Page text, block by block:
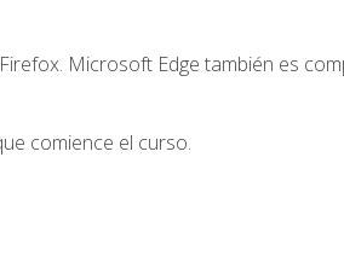
Microsoft Edge también es
comience el curso.